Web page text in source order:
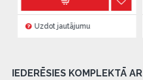
Uzdot jautājumu
IEDERĒSIES KOMPLEKTĀ AR